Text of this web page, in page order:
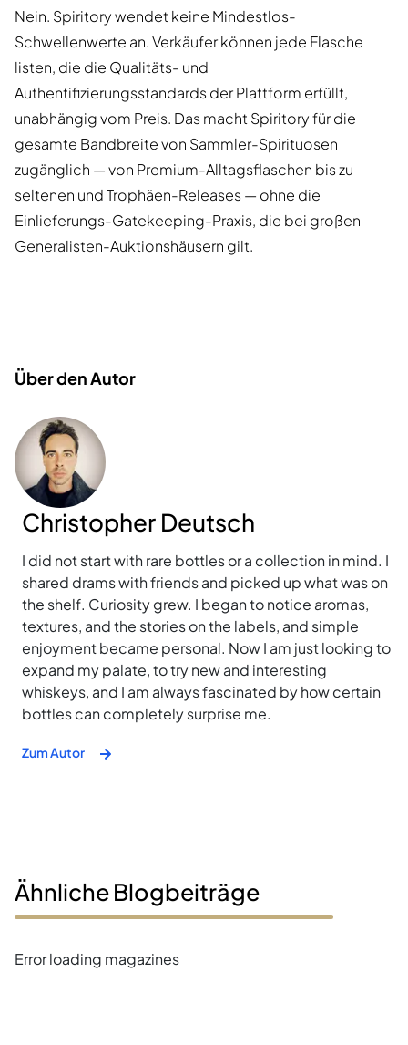
Nein. Spiritory wendet keine Mindestlos-
Schwellenwerte an. Verkäufer können jede Flasche
listen, die die Qualitäts- und
Authentifizierungsstandards der Plattform erfüllt,
unabhängig vom Preis. Das macht Spiritory für die
gesamte Bandbreite von Sammler-Spirituosen
zugänglich — von Premium-Alltagsflaschen bis zu
seltenen und Trophäen-Releases — ohne die
Einlieferungs-Gatekeeping-Praxis, die bei großen
Generalisten-Auktionshäusern gilt.
Über den Autor
Christopher Deutsch
I did not start with rare bottles or a collection in mind. I
shared drams with friends and picked up what was on
the shelf. Curiosity grew. I began to notice aromas,
textures, and the stories on the labels, and simple
enjoyment became personal. Now I am just looking to
expand my palate, to try new and interesting
whiskeys, and I am always fascinated by how certain
bottles can completely surprise me.
Zum Autor
Ähnliche Blogbeiträge
Error loading magazines